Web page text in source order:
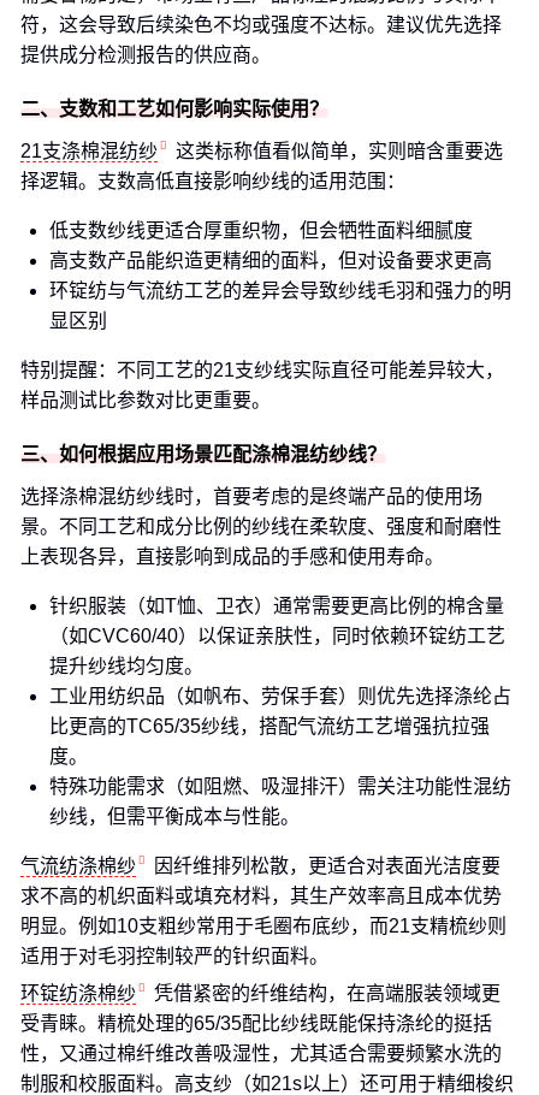
符，这会导致后续染色不均或强度不达标。建议优先选择
提供成分检测报告的供应商。
二、支数和工艺如何影响实际使用？
21支涤棉混纺纱
这类标称值看似简单，实则暗含重要选
择逻辑。支数高低直接影响纱线的适用范围：
低支数纱线更适合厚重织物，但会牺牲面料细腻度
高支数产品能织造更精细的面料，但对设备要求更高
环锭纺与气流纺工艺的差异会导致纱线毛羽和强力的明
显区别
特别提醒：不同工艺的21支纱线实际直径可能差异较大，
样品测试比参数对比更重要。
三、如何根据应用场景匹配涤棉混纺纱线？
选择涤棉混纺纱线时，首要考虑的是终端产品的使用场
景。不同工艺和成分比例的纱线在柔软度、强度和耐磨性
上表现各异，直接影响到成品的手感和使用寿命。
针织服装（如T恤、卫衣）通常需要更高比例的棉含量
（如CVC60/40）以保证亲肤性，同时依赖环锭纺工艺
提升纱线均匀度。
工业用纺织品（如帆布、劳保手套）则优先选择涤纶占
比更高的TC65/35纱线，搭配气流纺工艺增强抗拉强
度。
特殊功能需求（如阻燃、吸湿排汗）需关注功能性混纺
纱线，但需平衡成本与性能。
气流纺涤棉纱
因纤维排列松散，更适合对表面光洁度要
求不高的机织面料或填充材料，其生产效率高且成本优势
明显。例如10支粗纱常用于毛圈布底纱，而21支精梳纱则
适用于对毛羽控制较严的针织面料。
环锭纺涤棉纱
凭借紧密的纤维结构，在高端服装领域更
受青睐。精梳处理的65/35配比纱线既能保持涤纶的挺括
性，又通过棉纤维改善吸湿性，尤其适合需要频繁水洗的
制服和校服面料。高支纱（如21s以上）还可用于精细梭织